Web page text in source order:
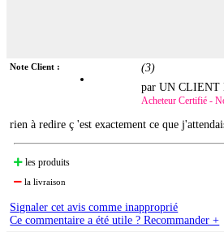
Note Client : (3)
par UN
Acheteur Certifié -
rien à redire ç 'est exactement ce que
les produits
la livraison
Signaler cet avis comme inapproprié
Ce commentaire a été utile ? Recommander +